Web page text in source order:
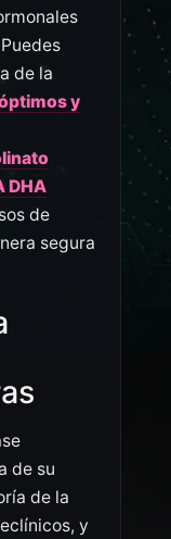
de la
y
DHA
de
segura
de su
de la
y